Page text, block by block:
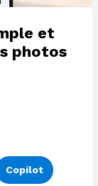
et
photos
Copilot